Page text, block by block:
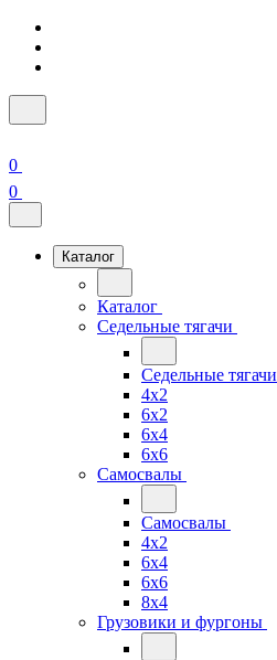
0
0
Каталог
Каталог
Седельные тягачи
Седельные тягачи
4x2
6x2
6x4
6x6
Самосвалы
Самосвалы
4x2
6x4
6x6
8x4
Грузовики и фургоны